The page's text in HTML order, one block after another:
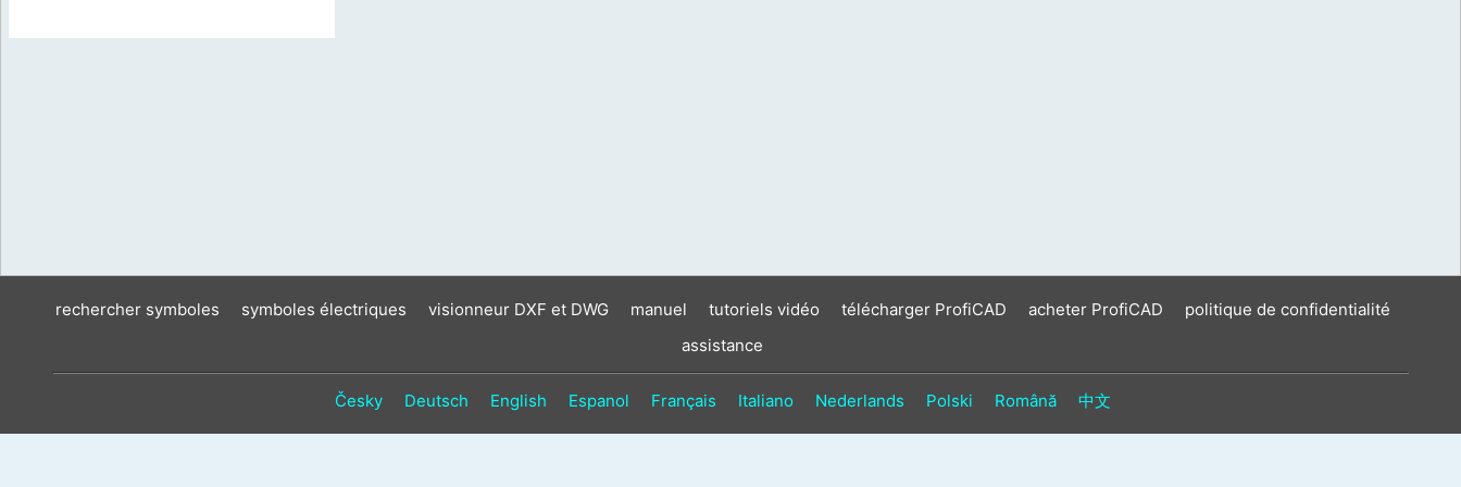
rechercher symboles symboles électriques visionneur DXF et DWG manuel tutoriels vidéo télécharger ProfiCAD acheter ProfiCAD
politique de confidentialité
assistance
Česky Deutsch English Espanol Français Italiano Nederlands Polski Română 中文